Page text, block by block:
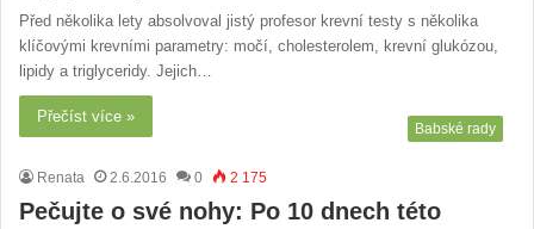
Před několika lety absolvoval jistý profesor krevní testy s několika
klíčovými krevními parametry: močí, cholesterolem, krevní glukózou,
lipidy a triglyceridy. Jejich…
Přečíst více »
Babské rady
Renata 2.6.2016 0 2 175
Pečujte o své nohy: Po 10 dnech této